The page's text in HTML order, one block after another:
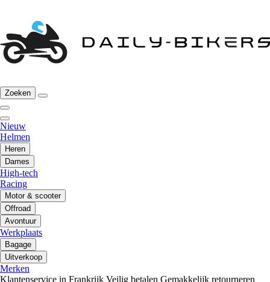
Zoeken
Nieuw
Helmen
Heren
Dames
High-tech
Racing
Motor & scooter
Offroad
Avontuur
Werkplaats
Bagage
Uitverkoop
Merken
Klantenservice in Frankrijk Veilig betalen Gemakkelijk retourneren